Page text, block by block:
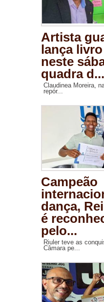
Artista
lança
neste
quadra d...
Claudinea Moreira,
repór...
Campeão
dança,
é
pelo...
Riuler teve as
Câmara pe...